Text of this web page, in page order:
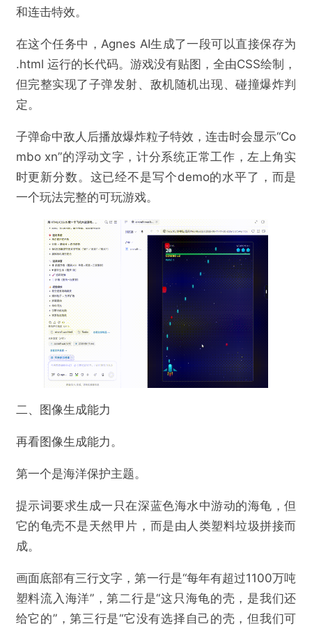
和连击特效。
在这个任务中，Agnes AI生成了一段可以直接保存为
.html 运行的长代码。游戏没有贴图，全由CSS绘制，
但完整实现了子弹发射、敌机随机出现、碰撞爆炸判
定。
子弹命中敌人后播放爆炸粒子特效，连击时会显示“Co
mbo xn”的浮动文字，计分系统正常工作，左上角实
时更新分数。这已经不是写个demo的水平了，而是
一个玩法完整的可玩游戏。
二、图像生成能力
再看图像生成能力。
第一个是海洋保护主题。
提示词要求生成一只在深蓝色海水中游动的海龟，但
它的龟壳不是天然甲片，而是由人类塑料垃圾拼接而
成。
画面底部有三行文字，第一行是“每年有超过1100万吨
塑料流入海洋”，第二行是“这只海龟的壳，是我们还
给它的”，第三行是“它没有选择自己的壳，但我们可